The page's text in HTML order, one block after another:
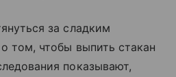
за сладким
том, чтобы выпить стакан
показывают,